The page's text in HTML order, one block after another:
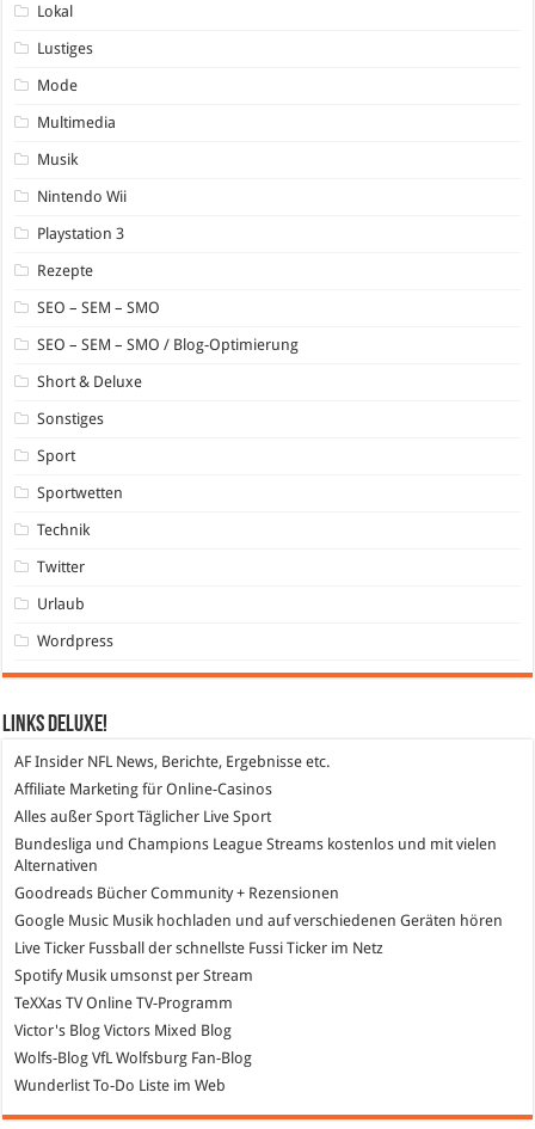
Lokal
Lustiges
Mode
Multimedia
Musik
Nintendo Wii
Playstation 3
Rezepte
SEO – SEM – SMO
SEO – SEM – SMO / Blog-Optimierung
Short & Deluxe
Sonstiges
Sport
Sportwetten
Technik
Twitter
Urlaub
Wordpress
Links DeLuXe!
AF Insider NFL News, Berichte, Ergebnisse etc.
Affiliate Marketing für Online-Casinos
Alles außer Sport Täglicher Live Sport
Bundesliga und Champions League Streams kostenlos und mit vielen
Alternativen
Goodreads Bücher Community + Rezensionen
Google Music Musik hochladen und auf verschiedenen Geräten hören
Live Ticker Fussball der schnellste Fussi Ticker im Netz
SpotifyMusik umsonst per Stream
TeXXas TVOnline TV-Programm
Victor's Blog Victors Mixed Blog
Wolfs-Blog VfL Wolfsburg Fan-Blog
Wunderlist To-Do Liste im Web